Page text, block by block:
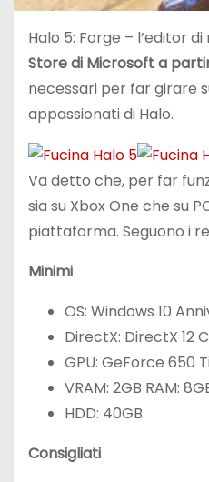
Halo 5: Forge – l’editor
Store di Microsoft a
necessari per far girare
appassionati di Halo.
Va detto che, per far
sia su Xbox One che su
piattaforma. Seguono i
Minimi
OS: Windows 10
DirectX: DirectX 12
GPU: GeForce 650
VRAM: 2GB RAM:
HDD: 40GB
Consigliati